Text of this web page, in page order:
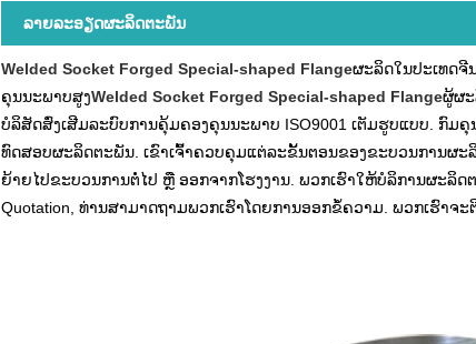
ລາຍ​ລະ​ອຽດ​ຜະ​ລິດ​ຕະ​ພັນ
Welded Socket Forged Special-shaped Flangeຜະລິດໃນປະເທດຈີ
ຄຸນນະພາບສູງWelded Socket Forged Special-shaped Flangeຜູ້ຜະ
ບໍລິສັດສົ່ງເສີມລະບົບການຄຸ້ມຄອງຄຸນນະພາບ ISO9001 ເຕັມຮູບແບບ. ກົ
ທົດສອບຜະລິດຕະພັນ. ເຂົາເຈົ້າຄວບຄຸມແຕ່ລະຂັ້ນຕອນຂອງຂະບວນການຜະ
ຍ້າຍໄປຂະບວນການຕໍ່ໄປ ຫຼື ອອກຈາກໂຮງງານ. ພວກເຮົາໃຫ້ບໍລິການຜະລິ
Quotation​, ທ່ານ​ສາ​ມາດ​ຖາມ​ພວກ​ເຮົາ​ໂດຍ​ການ​ອອກ​ຂໍ້​ຄວາມ​. ພວກເຮົາຈະຕິ